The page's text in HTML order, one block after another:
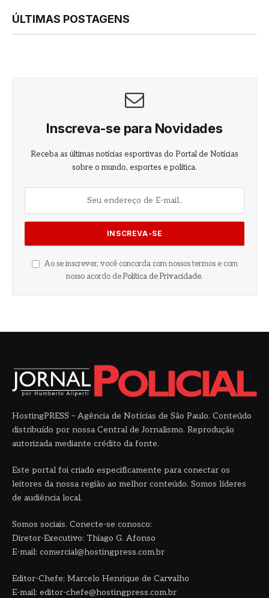
ÚLTIMAS POSTAGENS
Inscreva-se para Novidades
Receba as últimas notícias esportivas do Portal de Notícias
sobre o mundo, esportes e política.
Ao se inscrever, você concorda com nossos termos e com
nosso acordo de Política de Privacidade.
HostingPRESS – Agência de Notícias de São Paulo. Conteúdo
distribuído por nossa Central de Jornalismo. Reprodução
autorizada mediante crédito da fonte.
Este portal foi criado especificamente para conectar os
leitores da nossa região ao melhor conteúdo. Somos líderes
de audiência local.
Somos sociais. Conecte-se conosco:
Diretor-Executivo: Thiago G. Afonso
E-mail: comercial@hostingpress.com.br
Editor-Chefe: Marcelo Henrique de Carvalho
E-mail: editor-chefe@hostingpress.com.br